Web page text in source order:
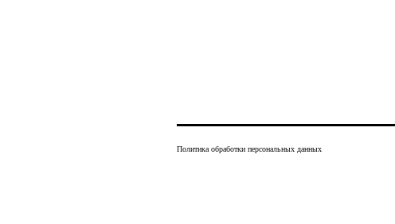
Политика обработки персональных данных